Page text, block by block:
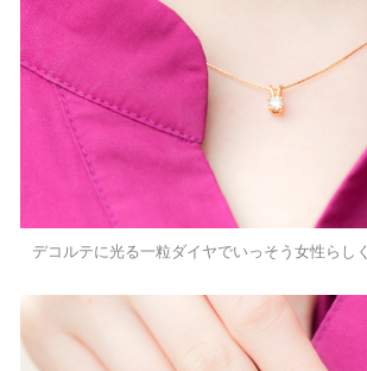
デコルテに光る一粒ダイヤでいっそう女性らしく